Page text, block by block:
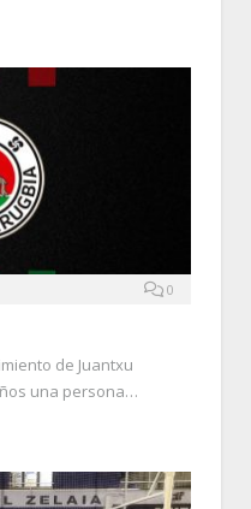
0
de Juantxu
una persona…